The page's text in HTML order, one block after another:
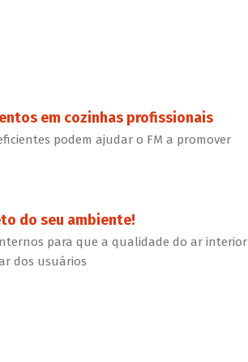
em cozinhas profissionais
podem ajudar o FM a promover
do seu ambiente!
para que a qualidade do ar interior
dos usuários